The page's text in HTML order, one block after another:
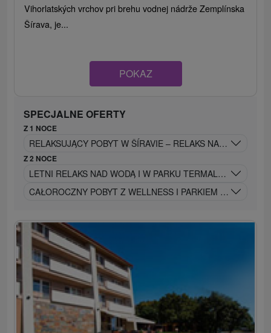
Vihorlatských vrchov pri brehu vodnej nádrže Zemplínska
Šírava, je...
POKAZ
SPECJALNE OFERTY
Z 1 NOCE
RELAKSUJĄCY POBYT W ŠÍRAVIE – RELAKS NAD WODĄ
Z 2 NOCE
LETNI RELAKS NAD WODĄ I W PARKU TERMALNYM
CAŁOROCZNY POBYT Z WELLNESS I PARKIEM